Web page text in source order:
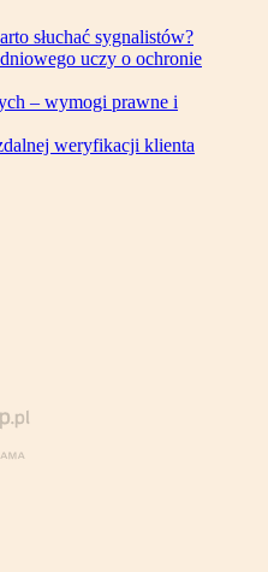
słuchać sygnalistów?
uczy o ochronie
– wymogi prawne i
weryfikacji klienta